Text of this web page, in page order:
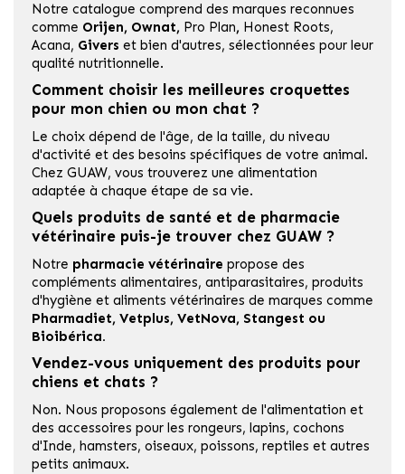
Notre catalogue comprend des marques reconnues
comme Orijen, Ownat, Pro Plan, Honest Roots,
Acana, Givers et bien d'autres, sélectionnées pour leur
qualité nutritionnelle.
Comment choisir les meilleures croquettes
pour mon chien ou mon chat ?
Le choix dépend de l'âge, de la taille, du niveau
d'activité et des besoins spécifiques de votre animal.
Chez GUAW, vous trouverez une alimentation
adaptée à chaque étape de sa vie.
Quels produits de santé et de pharmacie
vétérinaire puis-je trouver chez GUAW ?
Notre pharmacie vétérinaire propose des
compléments alimentaires, antiparasitaires, produits
d'hygiène et aliments vétérinaires de marques comme
Pharmadiet, Vetplus, VetNova, Stangest ou
Bioibérica.
Vendez-vous uniquement des produits pour
chiens et chats ?
Non. Nous proposons également de l'alimentation et
des accessoires pour les rongeurs, lapins, cochons
d'Inde, hamsters, oiseaux, poissons, reptiles et autres
petits animaux.